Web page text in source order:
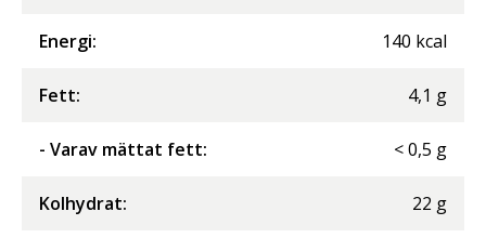
Energi: 140 kcal
Fett: 4,1 g
- Varav mättat fett: <0,5 g
Kolhydrat: 22 g